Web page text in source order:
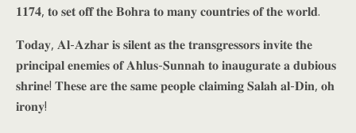
𝟏𝟏𝟕𝟒, 𝐭𝐨 𝐬𝐞𝐭 𝐨𝐟𝐟 𝐭𝐡𝐞 𝐁𝐨𝐡𝐫𝐚 𝐭𝐨 𝐦𝐚𝐧𝐲 𝐜𝐨𝐮𝐧𝐭𝐫𝐢𝐞𝐬 𝐨𝐟 𝐭𝐡𝐞 𝐰𝐨𝐫𝐥𝐝.
𝐓𝐨𝐝𝐚𝐲, 𝐀𝐥-𝐀𝐳𝐡𝐚𝐫 𝐢𝐬 𝐬𝐢𝐥𝐞𝐧𝐭 𝐚𝐬 𝐭𝐡𝐞 𝐭𝐫𝐚𝐧𝐬𝐠𝐫𝐞𝐬𝐬𝐨𝐫𝐬 𝐢𝐧𝐯𝐢𝐭𝐞 𝐭𝐡𝐞
𝐩𝐫𝐢𝐧𝐜𝐢𝐩𝐚𝐥 𝐞𝐧𝐞𝐦𝐢𝐞𝐬 𝐨𝐟 𝐀𝐡𝐥𝐮𝐬-𝐒𝐮𝐧𝐧𝐚𝐡 𝐭𝐨 𝐢𝐧𝐚𝐮𝐠𝐮𝐫𝐚𝐭𝐞 𝐚 𝐝𝐮𝐛𝐢𝐨𝐮𝐬
𝐬𝐡𝐫𝐢𝐧𝐞! 𝐓𝐡𝐞𝐬𝐞 𝐚𝐫𝐞 𝐭𝐡𝐞 𝐬𝐚𝐦𝐞 𝐩𝐞𝐨𝐩𝐥𝐞 𝐜𝐥𝐚𝐢𝐦𝐢𝐧𝐠 𝐒𝐚𝐥𝐚𝐡 𝐚𝐥-𝐃𝐢𝐧, 𝐨𝐡
𝐢𝐫𝐨𝐧𝐲!